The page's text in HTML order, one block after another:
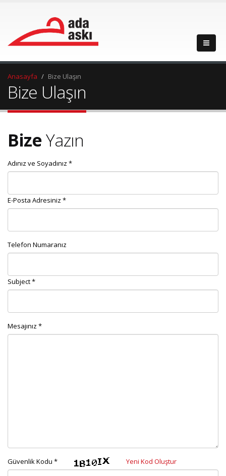
Anasayfa Bize Ulaşın
Bize Ulaşın
BizeYazın
Adınız ve Soyadınız *
E-Posta Adresiniz *
Telefon Numaranız
Subject *
Mesajınız *
Güvenlik Kodu * Yeni Kod Oluştur